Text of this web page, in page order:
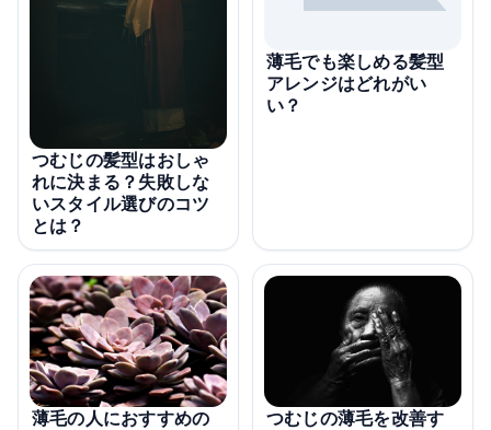
つむじの髪型はおしゃ
れに決まる？失敗しな
いスタイル選びのコツ
とは？
薄毛でも楽しめる髪型
アレンジはどれがい
い？
薄毛の人におすすめの
つむじの薄毛を改善す